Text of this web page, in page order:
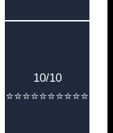
10/10
⭐⭐⭐⭐⭐⭐⭐⭐⭐⭐